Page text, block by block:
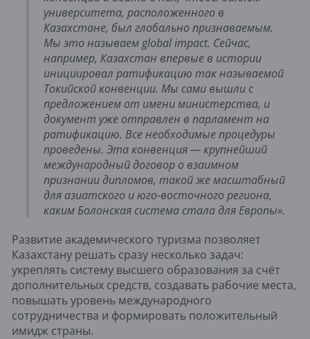
университета, расположенного в
Казахстане, был глобально признаваемым.
Мы это называем global impact. Сейчас,
например, Казахстан впервые в истории
инициировал ратификацию так называемой
Токийской конвенции. Мы сами вышли с
предложением от имени министерства, и
документ уже отправлен в парламент на
ратификацию. Все необходимые процедуры
проведены. Эта конвенция — крупнейший
международный договор о взаимном
признании дипломов, такой же масштабный
для азиатского и юго-восточного региона,
каким Болонская система стала для Европы».
Развитие академического туризма позволяет
Казахстану решать сразу несколько задач:
укреплять систему высшего образования за счёт
дополнительных средств, создавать рабочие места,
повышать уровень международного
сотрудничества и формировать положительный
имидж страны.